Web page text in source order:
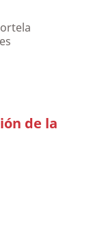
de la